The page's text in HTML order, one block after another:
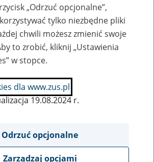
pozycje bazy
„Odrzuć opcjonalne”,
tylko niezbędne pliki
chwili możesz zmienić swoje
to zrobić, kliknij „Ustawienia
w stopce.
dla www.zus.pl
19.08.2024 r.
Odrzuć opcjonalne
Zarządzaj opcjami